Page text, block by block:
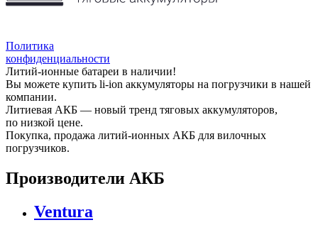
Политика
конфиденциальности
Литий-ионные батареи в наличии!
Вы можете купить li-ion аккумуляторы на погрузчики в нашей
компании.
Литиевая АКБ — новый тренд тяговых аккумуляторов,
по низкой цене.
Покупка, продажа литий-ионных АКБ для вилочных
погрузчиков.
Производители АКБ
Ventura